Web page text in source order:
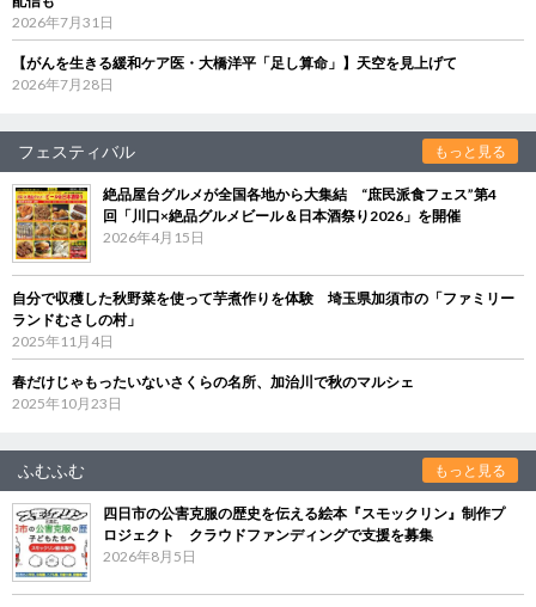
2026年7月31日
【がんを生きる緩和ケア医・大橋洋平「足し算命」】天空を見上げて
2026年7月28日
フェスティバル もっと見る
絶品屋台グルメが全国各地から大集結 “庶民派食フェス”第4
回「川口×絶品グルメビール＆日本酒祭り2026」を開催
2026年4月15日
自分で収穫した秋野菜を使って芋煮作りを体験 埼玉県加須市の「ファミリー
ランドむさしの村」
2025年11月4日
春だけじゃもったいないさくらの名所、加治川で秋のマルシェ
2025年10月23日
ふむふむ もっと見る
四日市の公害克服の歴史を伝える絵本『スモックリン』制作プ
ロジェクト クラウドファンディングで支援を募集
2026年8月5日